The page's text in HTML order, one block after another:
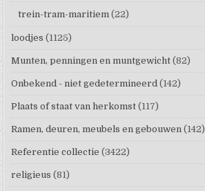
trein-tram-maritiem (22)
loodjes (1125)
Munten, penningen en muntgewicht (82)
Onbekend - niet gedetermineerd (142)
Plaats of staat van herkomst (117)
Ramen, deuren, meubels en gebouwen (142)
Referentie collectie (3422)
religieus (81)